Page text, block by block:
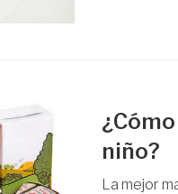
niño?
La mejor